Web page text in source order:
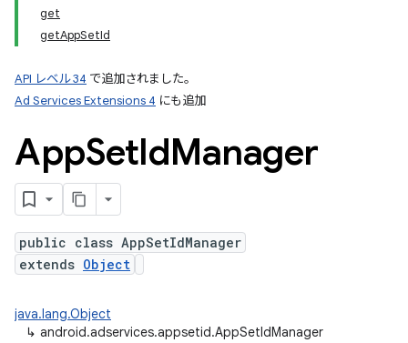
get
getAppSetId
API レベル 34 で追加されました。
Ad Services Extensions 4 にも追加
AppSetIdManager
public class AppSetIdManager
extends Object
java.lang.Object
↳ android.adservices.appsetid.AppSetIdManager